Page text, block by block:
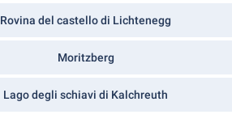
Rovina del castello di Lichtenegg
Moritzberg
Lago degli schiavi di Kalchreuth